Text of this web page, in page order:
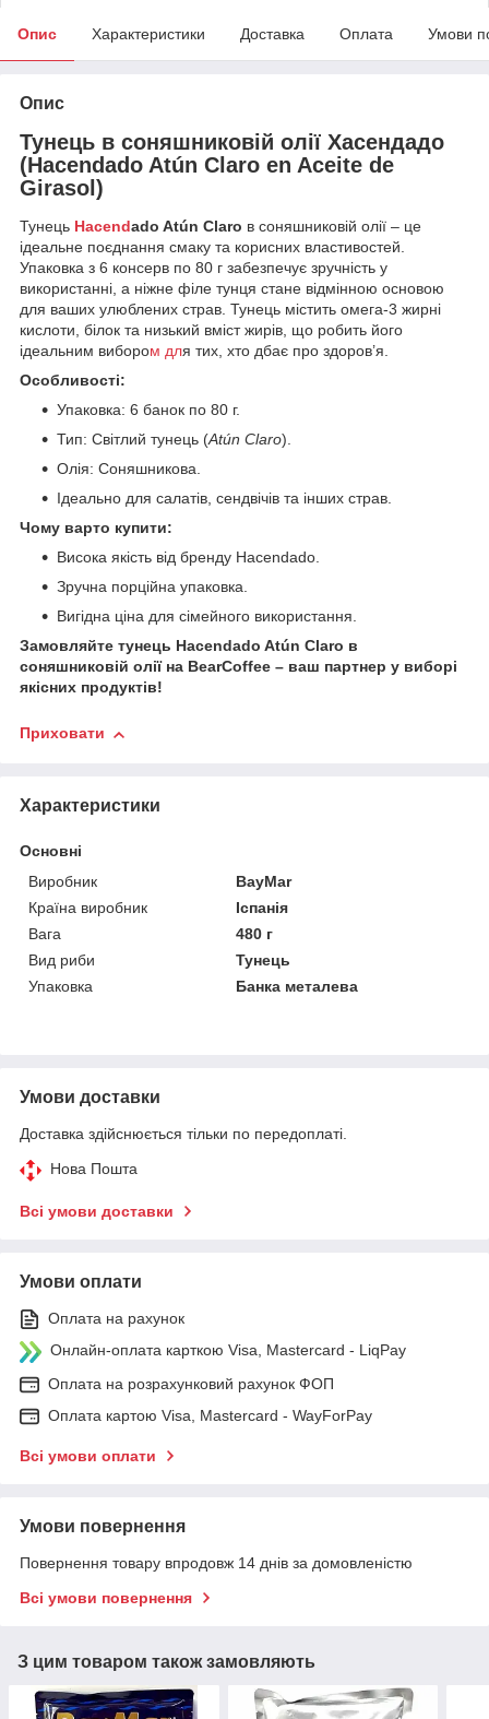
Опис Характеристики Доставка Оплата Умови
Опис
Тунець в соняшниковій олії Хасендадо
(Hacendado Atún Claro en Aceite de
Girasol)
Тунець Hacendado Atún Claro в соняшниковій олії – це
ідеальне поєднання смаку та корисних властивостей.
Упаковка з 6 консерв по 80 г забезпечує зручність у
використанні, а ніжне філе тунця стане відмінною основою
для ваших улюблених страв. Тунець містить омега-3 жирні
кислоти, білок та низький вміст жирів, що робить його
ідеальним вибором для тих, хто дбає про здоров’я.
Особливості:
Упаковка: 6 банок по 80 г.
Тип: Світлий тунець (Atún Claro).
Олія: Соняшникова.
Ідеально для салатів, сендвічів та інших страв.
Чому варто купити:
Висока якість від бренду Hacendado.
Зручна порційна упаковка.
Вигідна ціна для сімейного використання.
Замовляйте тунець Hacendado Atún Claro в
соняшниковій олії на BearCoffee – ваш партнер у виборі
якісних продуктів!
Приховати
Характеристики
Основні
Виробник
BayMar
Країна виробник
Іспанія
Вага
480 г
Вид риби
Тунець
Упаковка
Банка металева
Умови доставки
Доставка здійснюється тільки по передоплаті.
Нова Пошта
Всі умови доставки
Умови оплати
Оплата на рахунок
Онлайн-оплата карткою Visa, Mastercard - LiqPay
Оплата на розрахунковий рахунок ФОП
Оплата картою Visa, Mastercard - WayForPay
Всі умови оплати
Умови повернення
Повернення товару впродовж 14 днів за домовленістю
Всі умови повернення
З цим товаром також замовляють